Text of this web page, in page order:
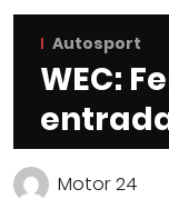
Autosport
WEC:
Motor 24